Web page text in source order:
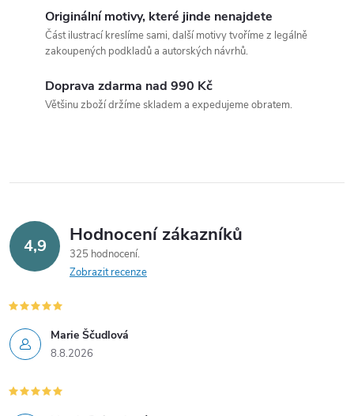
p
v
k
y
v
ý
p
Originální motivy, které jinde nenajdete
Část ilustrací kreslíme sami, další motivy tvoříme z legálně
zakoupených podkladů a autorských návrhů.
Doprava zdarma nad 990 Kč
Většinu zboží držíme skladem a expedujeme obratem.
4,9 Hodnocení zákazníků
325 hodnocení
Zobrazit recenze
Marie Ščudlová
8.8.2026